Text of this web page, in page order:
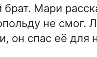
Мари
не смог.
он спас её для